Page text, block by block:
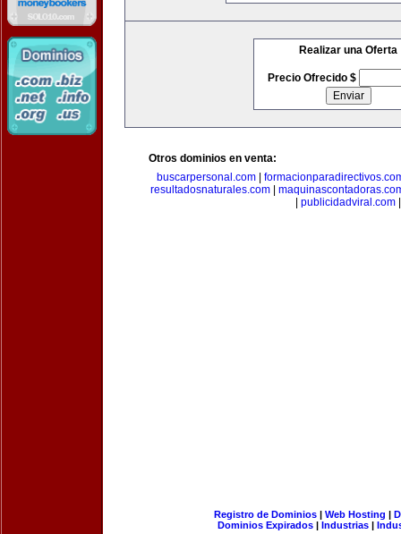
Realizar una Oferta
Precio Ofrecido $
Otros dominios en venta:
buscarpersonal.com|
resultadosnaturales.com|
publicidadviral.com
Registro de Dominios| Web Hosting |
Dominios Expirados | Industrias |